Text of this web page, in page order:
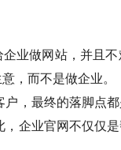
业做网站，并且
，而不是做企业。
，最终的落脚点
企业官网不仅仅